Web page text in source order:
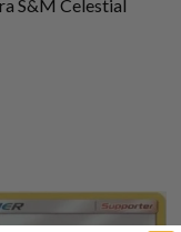
S&M Celestial